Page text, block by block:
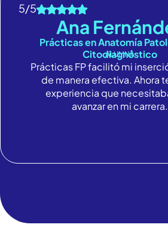
5/5
Ana
Prácticas en Anatomía
Citodiagnóstico
ALUMNA
Prácticas FPfacilitó mi
de manera efectiva. Ahora
experiencia que
avanzar en mi carrera.